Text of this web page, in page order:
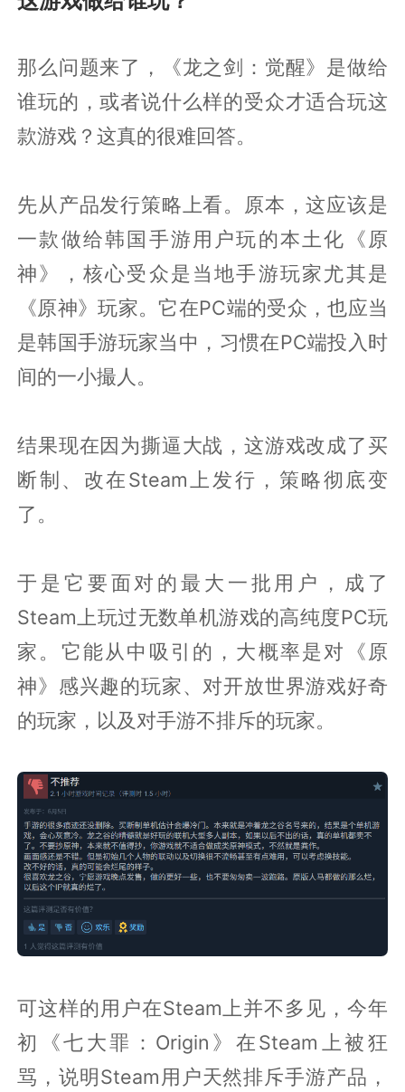
那么问题来了，《龙之剑：觉醒》是做给
谁玩的，或者说什么样的受众才适合玩这
款游戏？这真的很难回答。
先从产品发行策略上看。原本，这应该是
一款做给韩国手游用户玩的本土化《原
神》，核心受众是当地手游玩家尤其是
《原神》玩家。它在PC端的受众，也应当
是韩国手游玩家当中，习惯在PC端投入时
间的一小撮人。
结果现在因为撕逼大战，这游戏改成了买
断制、改在Steam上发行，策略彻底变
了。
于是它要面对的最大一批用户，成了
Steam上玩过无数单机游戏的高纯度PC玩
家。它能从中吸引的，大概率是对《原
神》感兴趣的玩家、对开放世界游戏好奇
的玩家，以及对手游不排斥的玩家。
可这样的用户在Steam上并不多见，今年
初《七大罪：Origin》在Steam上被狂
骂，说明Steam用户天然排斥手游产品，